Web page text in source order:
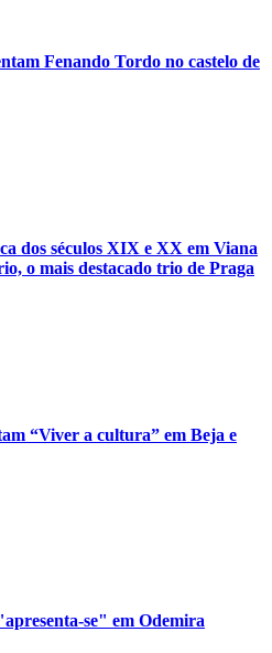
Fenando Tordo no castelo de
dos séculos XIX e XX em Viana
o mais destacado trio de Praga
“Viver a cultura” em Beja e
se" em Odemira